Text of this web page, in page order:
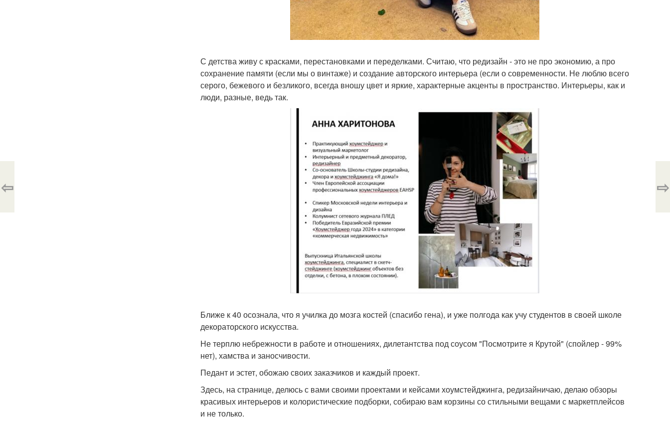
С детства живу с красками, перестановками и переделками. Считаю, что редизайн - это не про экономию, а про
сохранение памяти (если мы о винтаже) и создание авторского интерьера (если о современности. Не люблю всего
серого, бежевого и безликого, всегда вношу цвет и яркие, характерные акценты в пространство. Интерьеры, как и
люди, разные, ведь так.
Ближе к 40 осознала, что я училка до мозга костей (спасибо гена), и уже полгода как учу студентов в своей школе
декораторского искусства.
Не терплю небрежности в работе и отношениях, дилетантства под соусом "Посмотрите я Крутой" (спойлер - 99%
нет), хамства и заносчивости.
Педант и эстет, обожаю своих заказчиков и каждый проект.
Здесь, на странице, делюсь с вами своими проектами и кейсами хоумстейджинга, редизайничаю, делаю обзоры
красивых интерьеров и колористические подборки, собираю вам корзины со стильными вещами с маркетплейсов
и не только.
⇦ ⇨